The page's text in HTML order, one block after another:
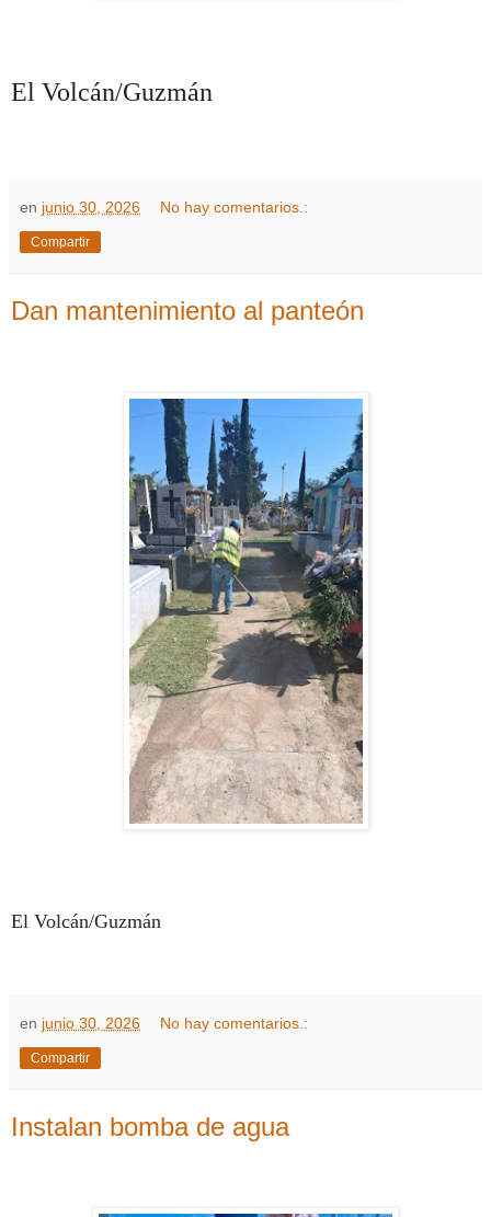
El Volcán/Guzmán
en junio 30, 2026 No hay comentarios.:
Compartir
Dan mantenimiento al panteón
El Volcán/Guzmán
en junio 30, 2026 No hay comentarios.:
Compartir
Instalan bomba de agua